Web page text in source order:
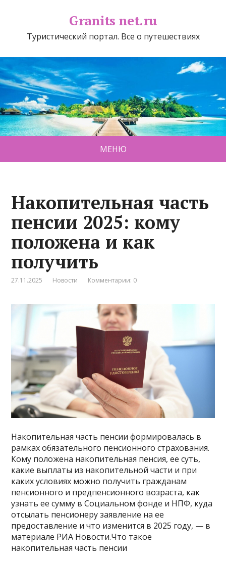
Granits net.ru
Туристический портал. Все о путешествиях
МЕНЮ
Накопительная часть
пенсии 2025: кому
положена и как
получить
27.11.2025 Новости Комментарии: 0
Накопительная часть пенсии формировалась в
рамках обязательного пенсионного страхования.
Кому положена накопительная пенсия, ее суть,
какие выплаты из накопительной части и при
каких условиях можно получить гражданам
пенсионного и предпенсионного возраста, как
узнать ее сумму в Социальном фонде и НПФ, куда
отсылать пенсионеру заявление на ее
предоставление и что изменится в 2025 году, — в
материале РИА Новости.Что такое
накопительная часть пенсии